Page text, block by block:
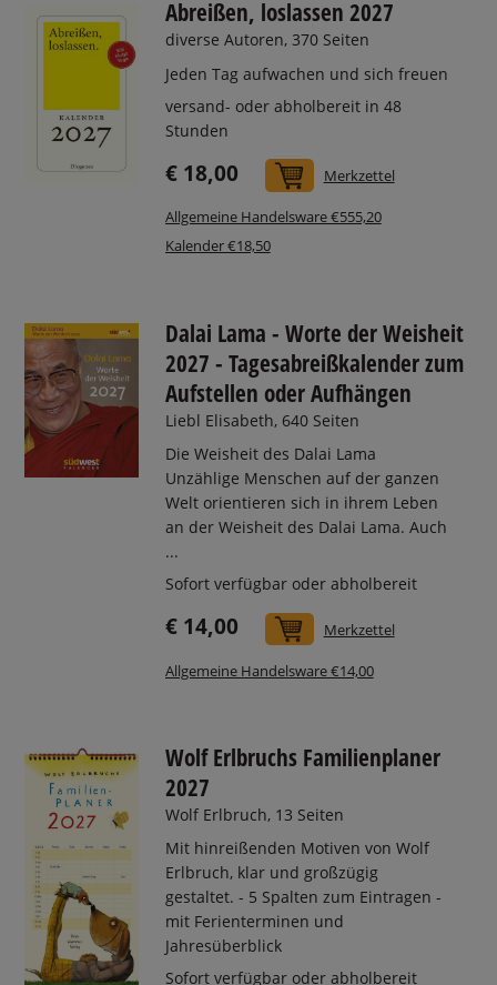
Abreißen, loslassen 2027
diverse Autoren, 370 Seiten
Jeden Tag aufwachen und sich freuen
versand- oder abholbereit in 48
Stunden
€ 18,00 In den Warenkorb
Merkzettel
Allgemeine Handelsware €555,20
Kalender €18,50
Dalai Lama - Worte der Weisheit
2027 - Tagesabreißkalender zum
Aufstellen oder Aufhängen
Liebl Elisabeth, 640 Seiten
Die Weisheit des Dalai Lama
Unzählige Menschen auf der ganzen
Welt orientieren sich in ihrem Leben
an der Weisheit des Dalai Lama. Auch
...
Sofort verfügbar oder abholbereit
€ 14,00 In den Warenkorb
Merkzettel
Allgemeine Handelsware €14,00
Wolf Erlbruchs Familienplaner
2027
Wolf Erlbruch, 13 Seiten
Mit hinreißenden Motiven von Wolf
Erlbruch, klar und großzügig
gestaltet. - 5 Spalten zum Eintragen -
mit Ferienterminen und
Jahresüberblick
Sofort verfügbar oder abholbereit